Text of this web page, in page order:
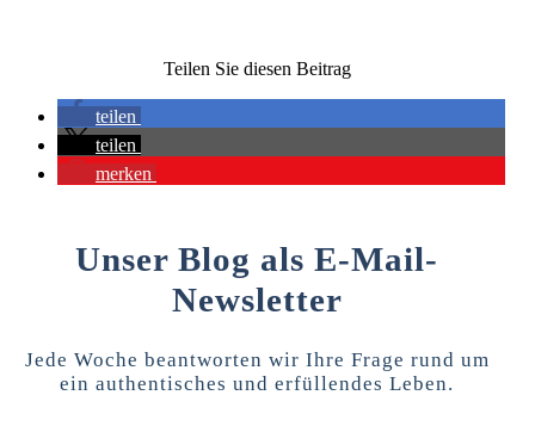
Teilen Sie diesen Beitrag
teilen
teilen
merken
Unser Blog als E-Mail-
Newsletter
Jede Woche beantworten wir Ihre Frage rund um
ein authentisches und erfüllendes Leben.